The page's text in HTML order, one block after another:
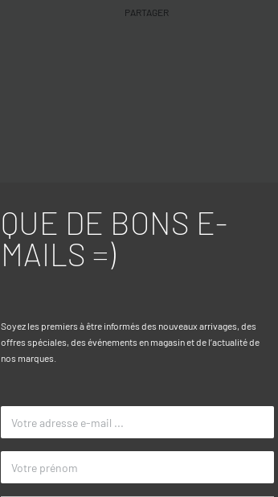
PARTAGER
Caractéristiques
TAILLE
COULEUR
QUE DE BONS E-
MAILS =)
Soyez les premiers à être informés des nouveaux arrivages, des
offres spéciales, des événements en magasin et de l’actualité de
nos marques.